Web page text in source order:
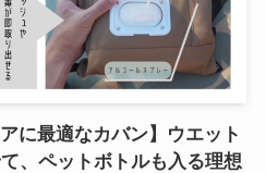
に最適なカバン】ウエット
、ペットボトルも入る理想